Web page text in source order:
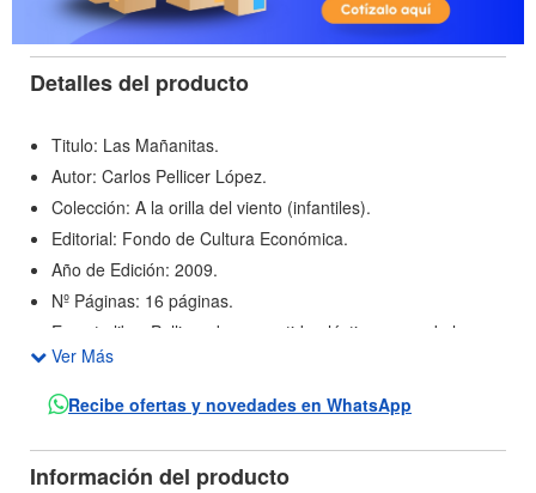
Detalles del producto
Titulo: Las Mañanitas.
Autor: Carlos Pellicer López.
Colección: A la orilla del viento (infantiles).
Editorial: Fondo de Cultura Económica.
Año de Edición: 2009.
Nº Páginas: 16 páginas.
En este libro Pellicer da un sentido plástico a una de las
canciones mexicanas más populares: una oportunidad para
que los niños se acerquen al mundo de las artes a través
Ver Más
Recibe ofertas y novedades en WhatsApp
Información del producto